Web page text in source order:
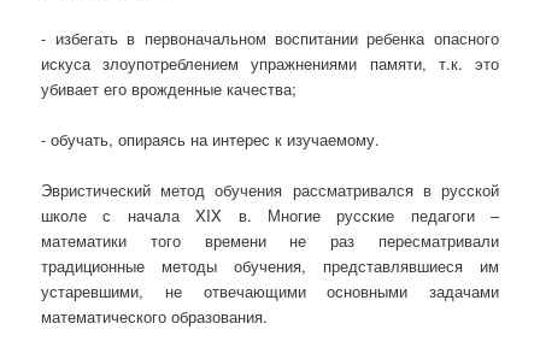
- избегать в первоначальном воспитании ребенка опасного
искуса злоупотреблением упражнениями памяти, т.к. это
убивает его врожденные качества;
- обучать, опираясь на интерес к изучаемому.
Эвристический метод обучения рассматривался в русской
школе с начала XIX в. Многие русские педагоги –
математики того времени не раз пересматривали
традиционные методы обучения, представлявшиеся им
устаревшими, не отвечающими основными задачами
математического образования.